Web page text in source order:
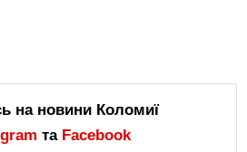
на новини Коломиї
та Facebook